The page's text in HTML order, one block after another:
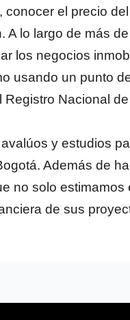
el precio
lo largo de más
los negocios
usando un punto
Nacional
y estudios
Además de
no solo
de sus